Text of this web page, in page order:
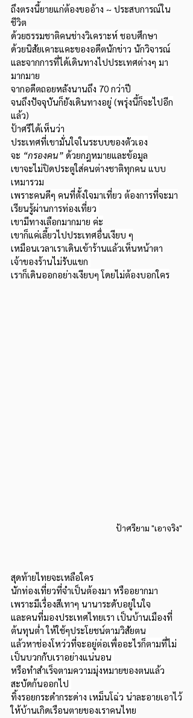
ถึงตรงนี้ยายแก่ต้องขออ้าง ~ ประสบการณ์ใน
ชีวิต
ด้วยธรรมชาติคนช่างวิเคราะห์ ชอบศึกษา
ด้วยนิสัยเคาะแคะของอดีตนักข่าว นักวิจารณ์
และจากการที่ได้เดินทางไปประเทศต่างๆ มา
มากมาย
จากอดีตถอยหลังนานถึง 70 กว่าปี
จนถึงปัจจุบันก็ยังเดินทางอยู่ (พรุ่งนี้ก็จะไปอีก
แล้ว)
ป้าศรีได้เห็นว่า
ประเทศที่เขามั่นใจในระบบของตัวเอง
จะ “กรองคน” ด้วยกฎหมายและข้อมูล
เขาจะไม่ปิดประตูใส่คนต่างชาติทุกคน แบบ
เหมารวม
เพราะคนดีๆ คนที่ตั้งใจมาเที่ยว ต้องการที่จะมา
เรียนรู้ผ่านการท่องเที่ยว
เขามีทางเลือกมากมาย ค่ะ
เขาก็แค่เลี้ยวไปประเทศอื่นเงียบ ๆ
เหมือนเวลาเราเดินเข้าร้านแล้วเห็นหน้าตา
เจ้าของร้านไม่รับแขก
เราก็เดินออกอย่างเงียบๆ โดยไม่ต้องบอกใคร
ป้าศรียาม "เอาจริง"
สุดท้ายไทยจะเหลือใคร
นักท่องเที่ยวที่จำเป็นต้องมา หรืออยากมา
เพราะมีเรื่องสีเทาๆ นานาระดับอยู่ในใจ
และคนที่มองประเทศไทยเรา เป็นบ้านเมืองที่
ต้นทุนต่ำ ให้ใช้ๆประโยชน์ตามวิสัยตน
แล้วหาช่องโหว่วที่จะอยู่ต่อเพื่ออะไรก็ตามที่ไม่
เป็นบวกกับเราอย่างแน่นอน
หรือทำสำเร็จตามความมุ่งหมายของตนแล้ว
สะบัดก้นออกไป
ทิ้งรอยกระดำกระด่าง เหม็นโฉ่ว น่าละอายเอาไว้
ให้บ้านเกิดเรือนตายของเราคนไทย